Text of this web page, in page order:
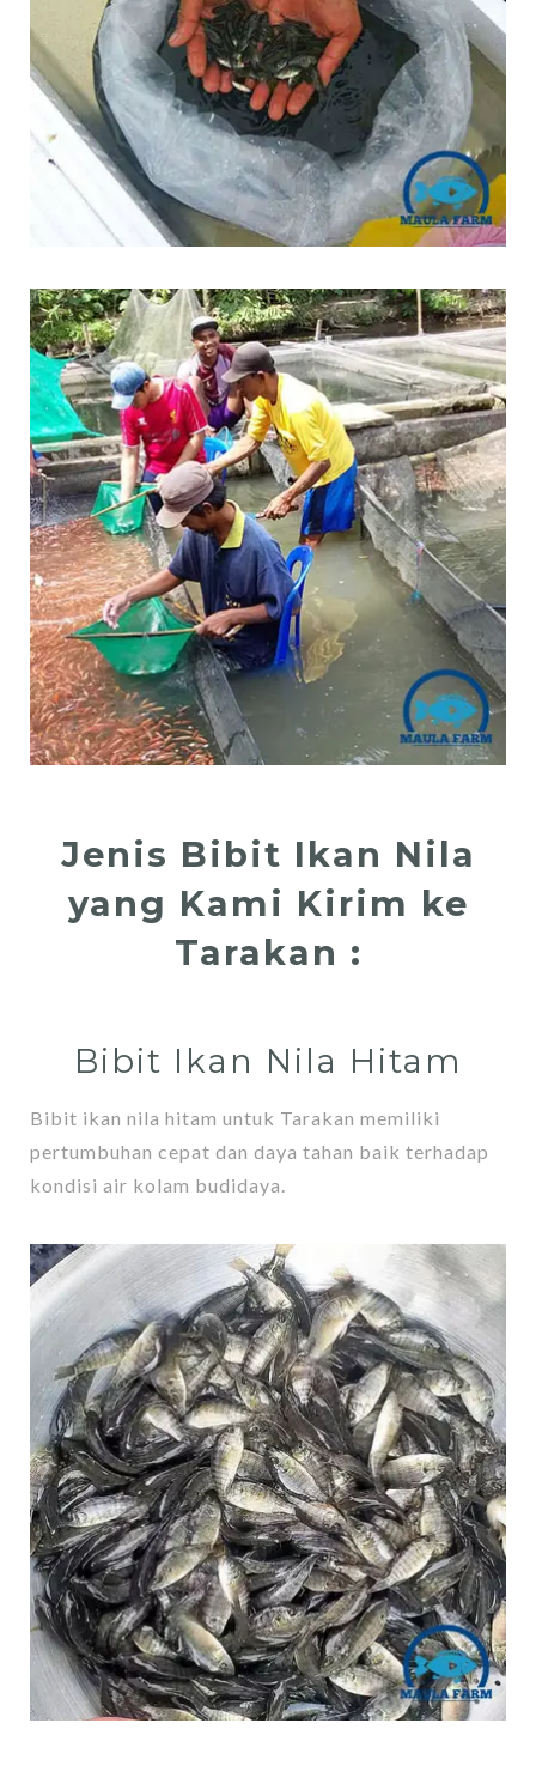
Jenis Bibit Ikan Nila
yang Kami Kirim ke
Tarakan :
Bibit Ikan Nila Hitam
Bibit ikan nila hitam untuk Tarakan memiliki
pertumbuhan cepat dan daya tahan baik terhadap
kondisi air kolam budidaya.